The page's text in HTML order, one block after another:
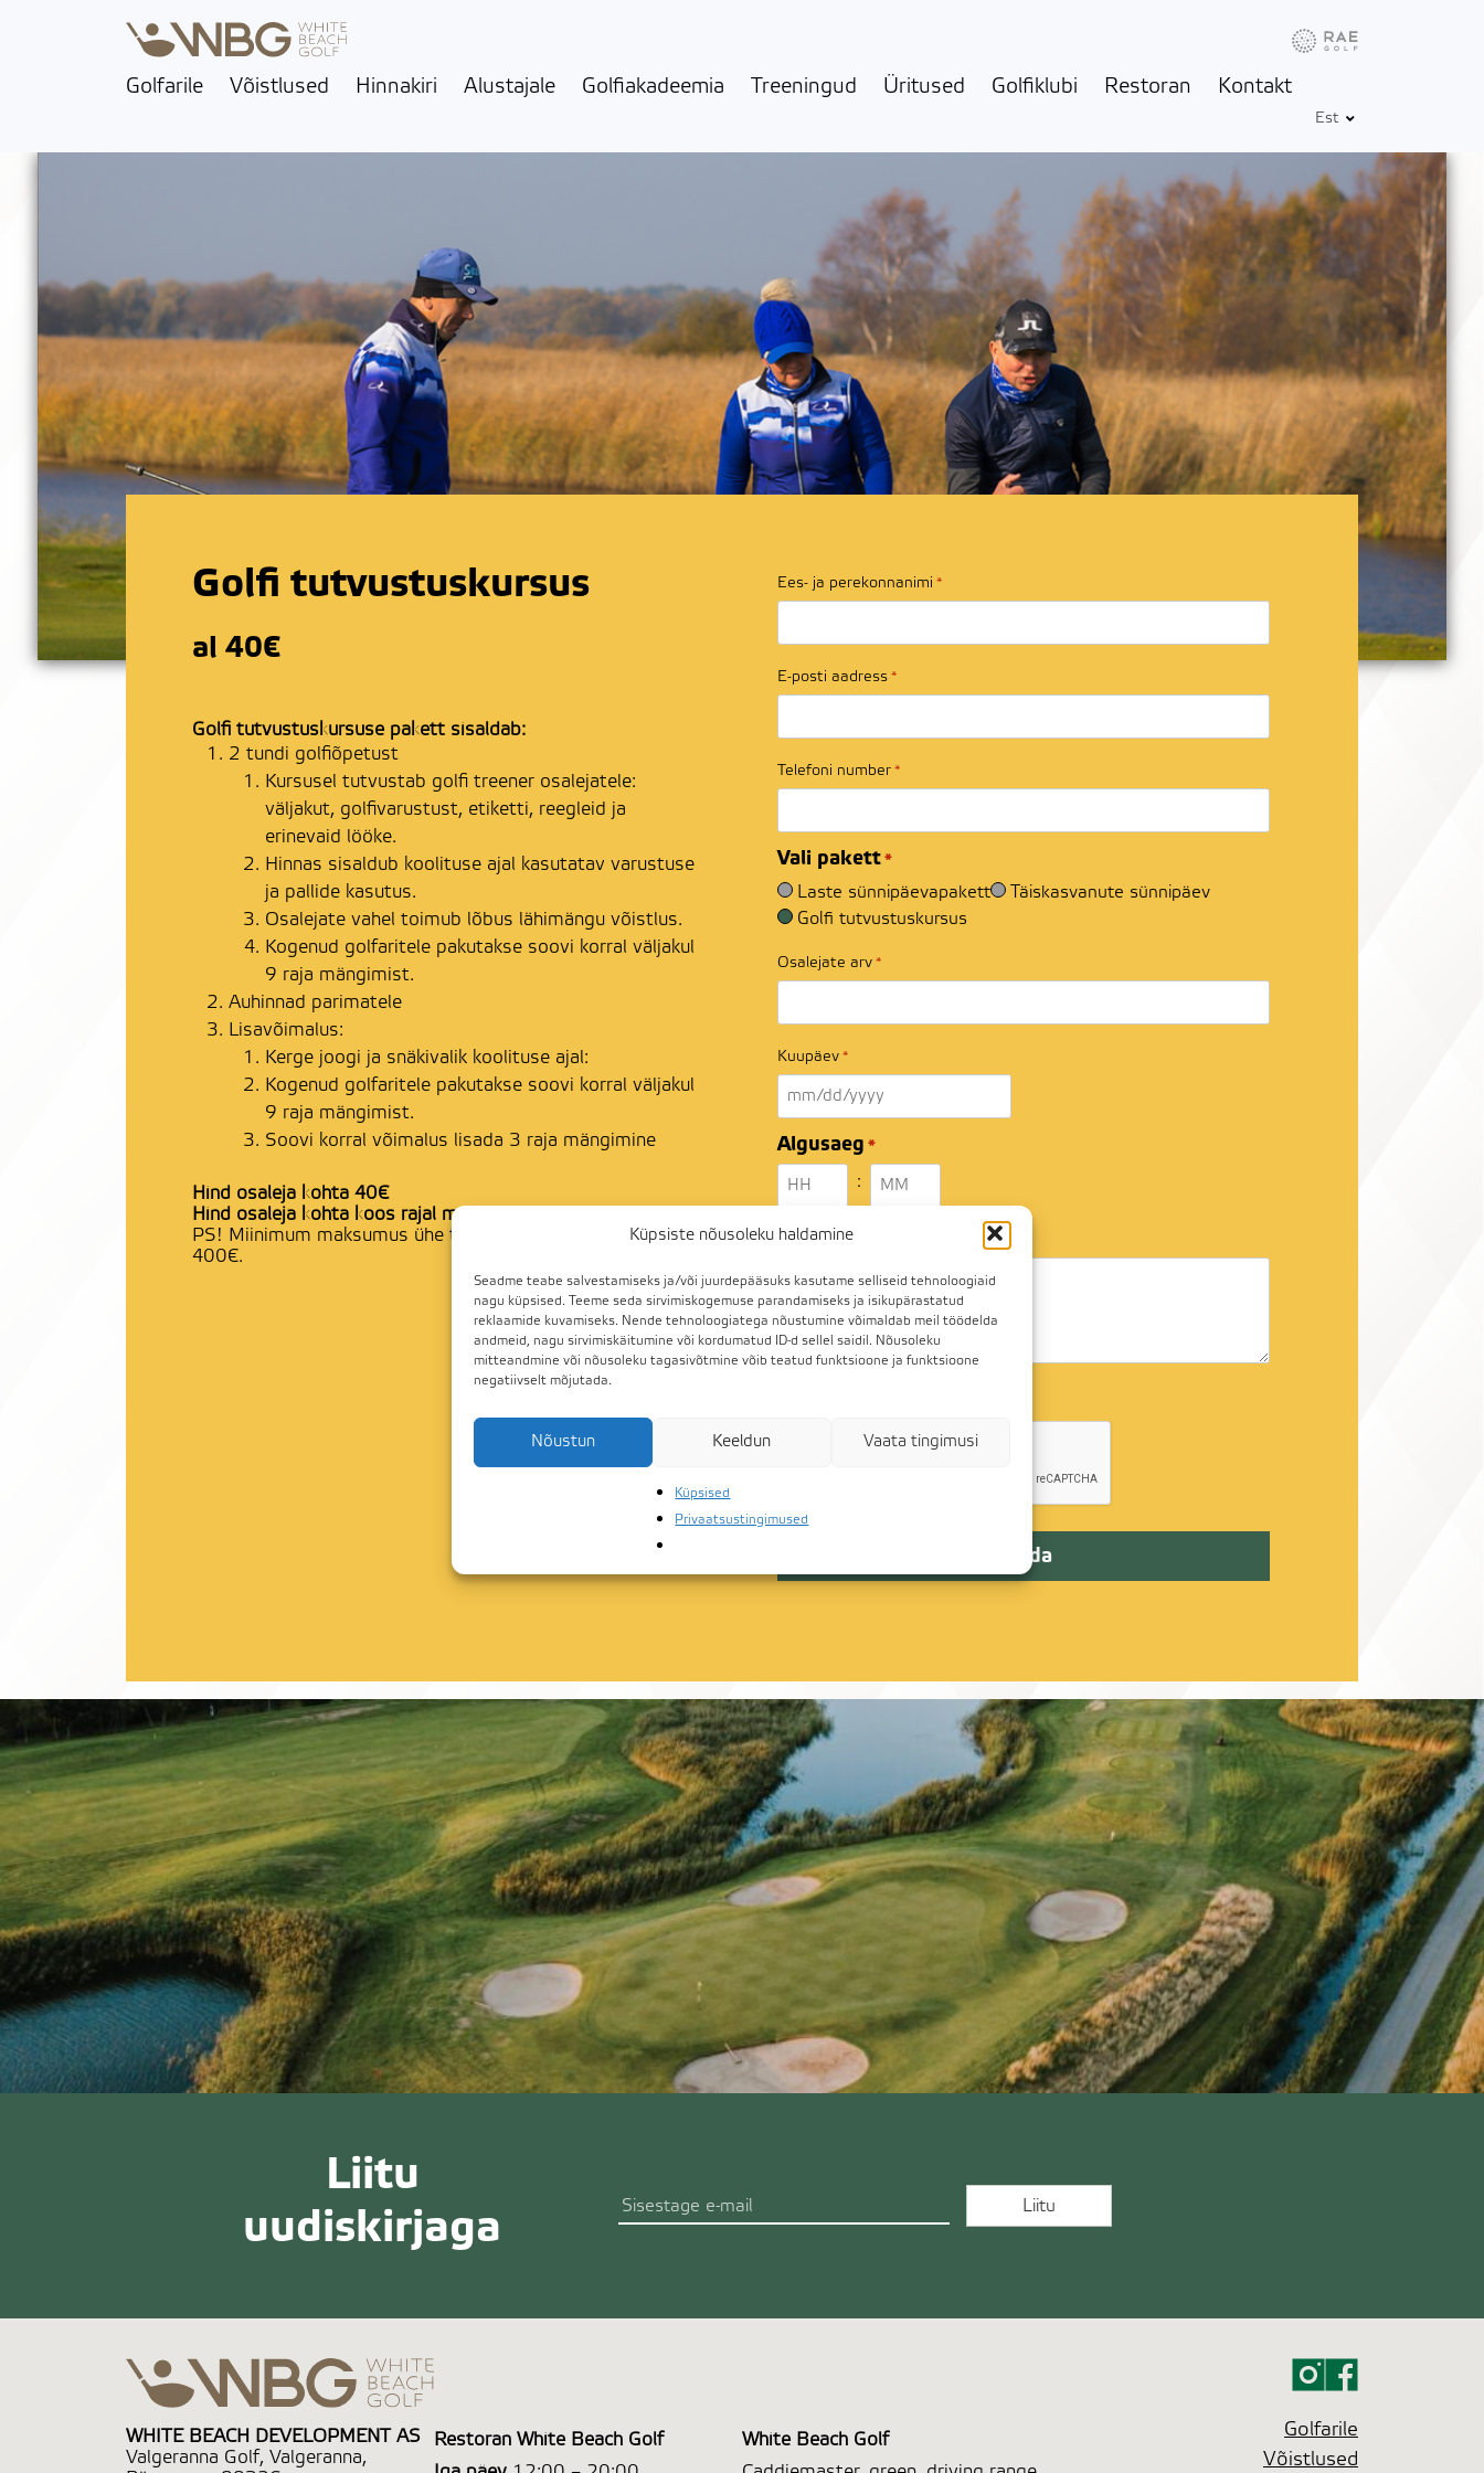
Küpsiste nõusoleku haldamine
Seadme teabe salvestamiseks ja/või juurdepääsuks kasutame selliseid tehnoloogiaid
nagu küpsised. Teeme seda sirvimiskogemuse parandamiseks ja isikupärastatud
reklaamide kuvamiseks. Nende tehnoloogiatega nõustumine võimaldab meil töödelda
andmeid, nagu sirvimiskäitumine või kordumatud ID-d sellel saidil. Nõusoleku
mitteandmine või nõusoleku tagasivõtmine võib teatud funktsioone ja funktsioone
negatiivselt mõjutada.
Nõustun Keeldun Vaata tingimusi
Küpsised
Privaatsustingimused
Golfarile Võistlused Hinnakiri Alustajale Golfiakadeemia Treeningud Üritused Golfiklubi Restoran Kontakt
Est
Golfi tutvustuskursus
al 40€
Golfi tutvustuskursuse pakett sisaldab:
2 tundi golfiõpetust
Kursusel tutvustab golfi treener osalejatele:
väljakut, golfivarustust, etiketti, reegleid ja
erinevaid lööke.
Hinnas sisaldub koolituse ajal kasutatav varustuse
ja pallide kasutus.
Osalejate vahel toimub lõbus lähimängu võistlus.
Kogenud golfaritele pakutakse soovi korral väljakul
9 raja mängimist.
Auhinnad parimatele
Lisavõimalus:
Kerge joogi ja snäkivalik koolituse ajal:
Kogenud golfaritele pakutakse soovi korral väljakul
9 raja mängimist.
Soovi korral võimalus lisada 3 raja mängimine
Hind osaleja kohta 40€
Hind osaleja kohta koos rajal mängimisega 55€
PS! Miinimum maksumus ühe tutvustuskursuse kohta on
400€.
Ees- ja perekonnanimi *
E-posti aadress *
Telefoni number *
Vali pakett *
Laste sünnipäevapakett
Täiskasvanute sünnipäev
Golfi tutvustuskursus
Osalejate arv *
Kuupäev *
slash
DD
slash
Algusaeg *
Hours
:
Kommentaar/küsimus meile
Liitu
uudiskirjaga
WHITE BEACH DEVELOPMENT AS
Valgeranna Golf, Valgeranna,
Restoran White Beach Golf
White Beach Golf
Golfarile
Võistlused
Ilm